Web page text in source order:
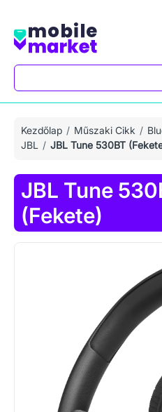
Kezdőlap Műszaki Cikk
JBL
JBL Tune 530BT
JBL Tune
(Fekete)